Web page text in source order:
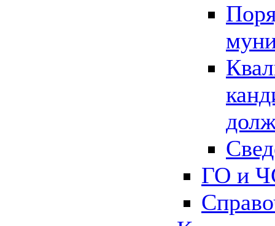
ГО и